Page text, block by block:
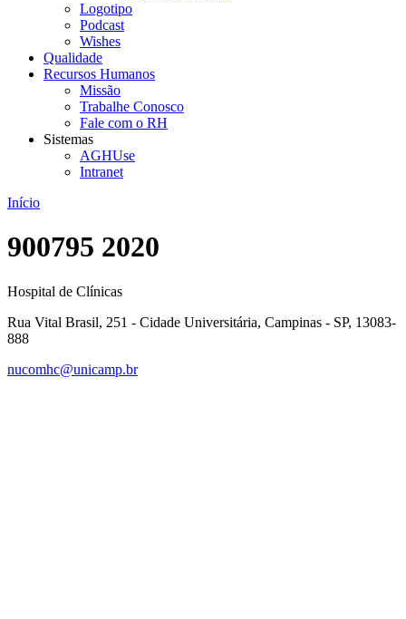
Logotipo
Podcast
Wishes
Qualidade
Recursos Humanos
Missão
Trabalhe Conosco
Fale com o RH
Sistemas
AGHUse
Intranet
Início
900795 2020
Hospital de Clínicas
Rua Vital Brasil, 251 - Cidade Universitária, Campinas - SP, 13083-
888
nucomhc@unicamp.br